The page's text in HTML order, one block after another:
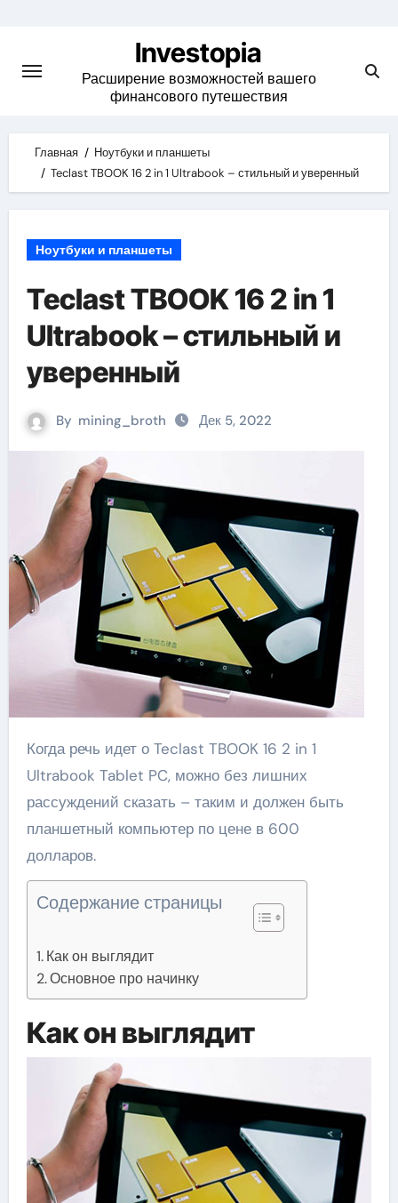
content
Investopia
Расширение возможностей вашего
финансового путешествия
Главная
Ноутбуки и планшеты
Teclast TBOOK 16 2 in 1 Ultrabook – стильный и уверенный
Ноутбуки и планшеты
Teclast TBOOK 16 2 in 1
Ultrabook – стильный и
уверенный
By mining_broth Дек 5, 2022
Когда речь идет о Teclast TBOOK 16 2 in 1
Ultrabook Tablet PC, можно без лишних
рассуждений сказать – таким и должен быть
планшетный компьютер по цене в 600
долларов.
Содержание страницы
Как он выглядит
Основное про начинку
Как он выглядит